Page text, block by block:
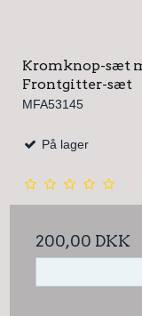
Kromknop-sæt
Frontgitter-sæt
MFA53145
På lager
200,00 DKK